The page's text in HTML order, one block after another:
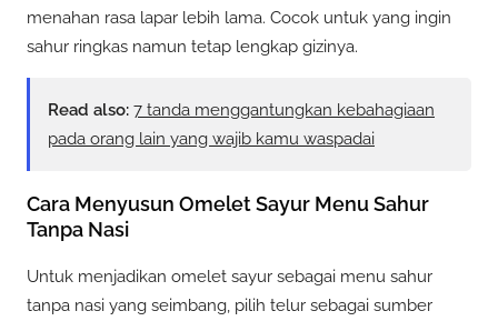
menahan rasa lapar lebih lama. Cocok untuk yang ingin
sahur ringkas namun tetap lengkap gizinya.
Read also: 7 tanda menggantungkan kebahagiaan
pada orang lain yang wajib kamu waspadai
Cara Menyusun Omelet Sayur Menu Sahur
Tanpa Nasi
Untuk menjadikan omelet sayur sebagai menu sahur
tanpa nasi yang seimbang, pilih telur sebagai sumber